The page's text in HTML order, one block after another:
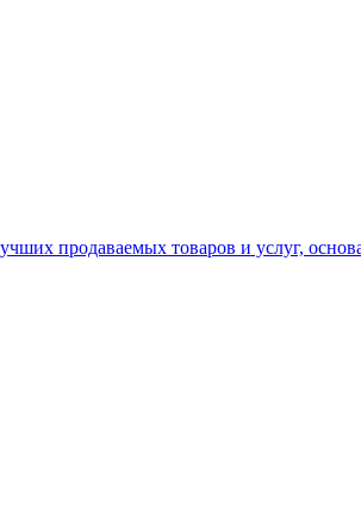
продаваемых товаров и услуг,